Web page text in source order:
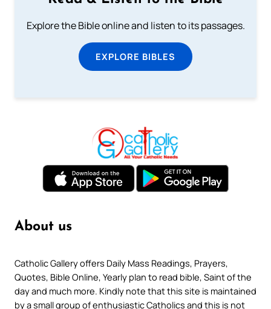
Explore the Bible online and listen to its passages.
EXPLORE BIBLES
About us
Catholic Gallery offers Daily Mass Readings, Prayers,
Quotes, Bible Online, Yearly plan to read bible, Saint of the
day and much more. Kindly note that this site is maintained
by a small group of enthusiastic Catholics and this is not